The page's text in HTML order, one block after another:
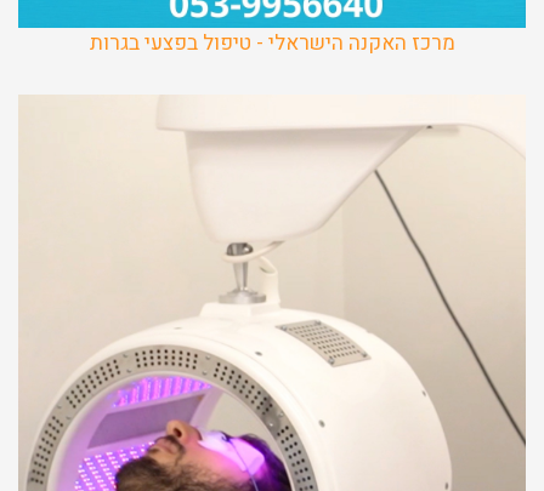
מרכז האקנה הישראלי - טיפול בפצעי בגרות